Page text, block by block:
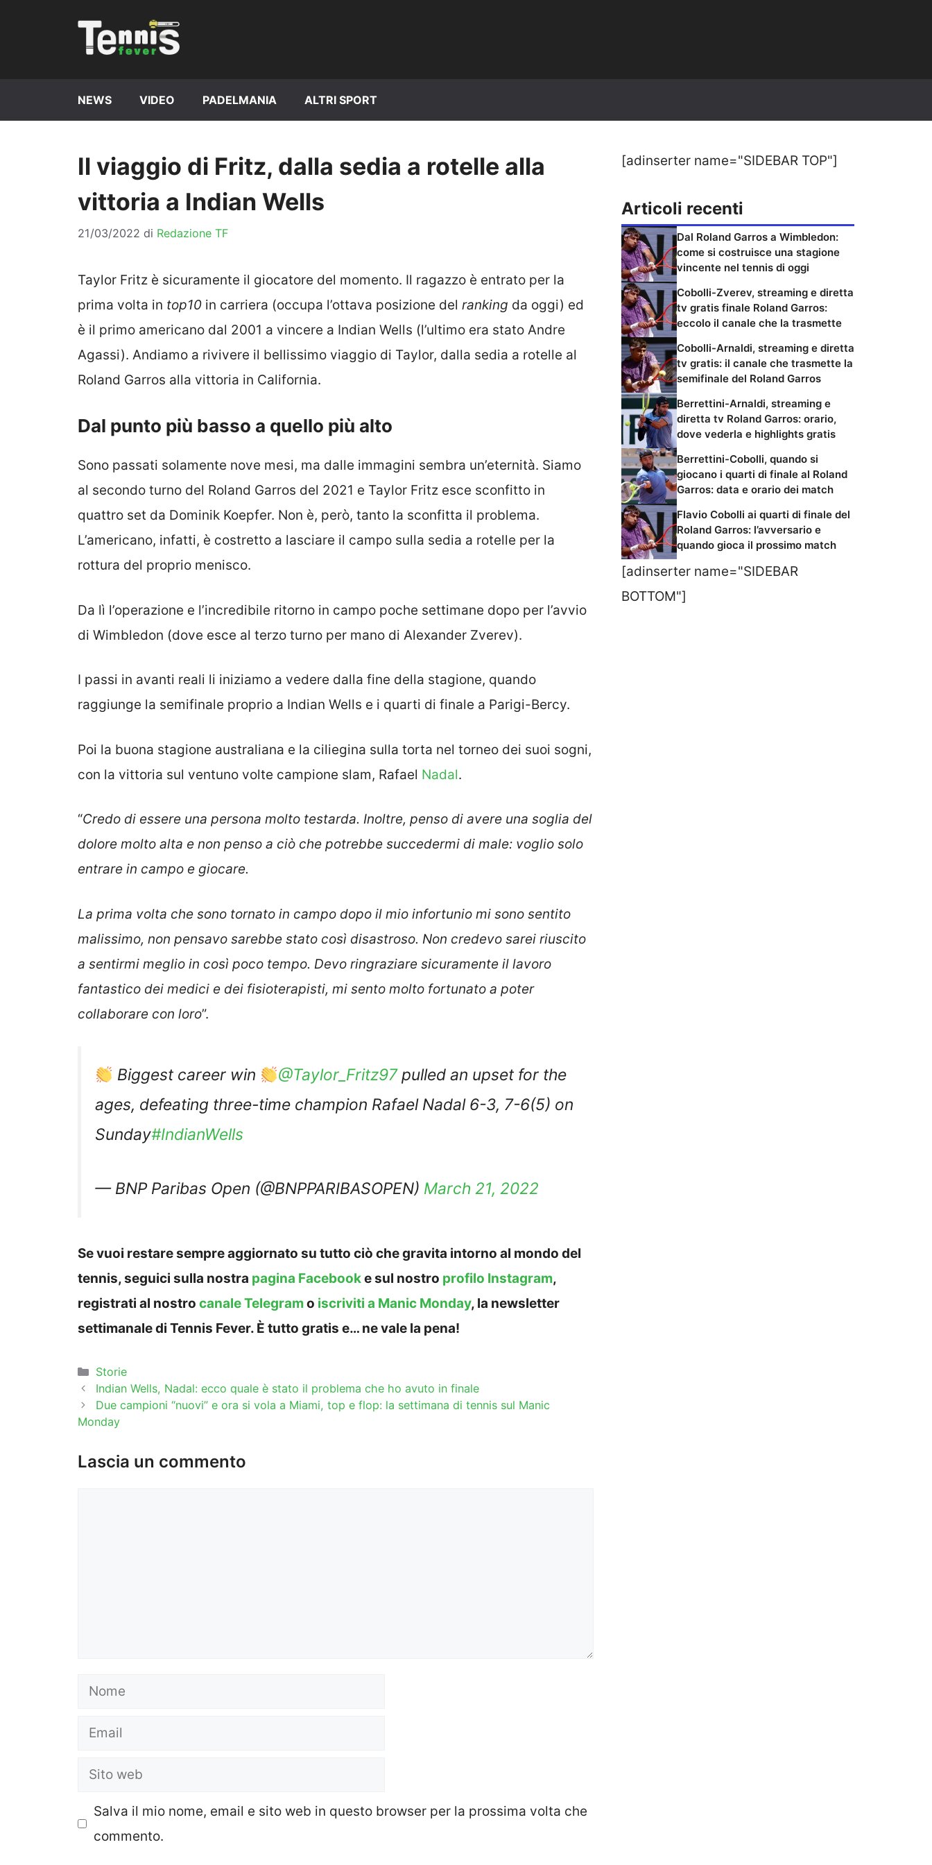
NEWS VIDEO PADELMANIA ALTRI SPORT
Il viaggio di Fritz, dalla sedia a rotelle alla
vittoria a Indian Wells
21/03/2022 di Redazione TF
Taylor Fritz è sicuramente il giocatore del momento. Il ragazzo è entrato per la
prima volta in top10 in carriera (occupa l’ottava posizione del ranking da oggi) ed
è il primo americano dal 2001 a vincere a Indian Wells (l’ultimo era stato Andre
Agassi). Andiamo a rivivere il bellissimo viaggio di Taylor, dalla sedia a rotelle al
Roland Garros alla vittoria in California.
Dal punto più basso a quello più alto
Sono passati solamente nove mesi, ma dalle immagini sembra un’eternità. Siamo
al secondo turno del Roland Garros del 2021 e Taylor Fritz esce sconfitto in
quattro set da Dominik Koepfer. Non è, però, tanto la sconfitta il problema.
L’americano, infatti, è costretto a lasciare il campo sulla sedia a rotelle per la
rottura del proprio menisco.
Da lì l’operazione e l’incredibile ritorno in campo poche settimane dopo per l’avvio
di Wimbledon (dove esce al terzo turno per mano di Alexander Zverev).
I passi in avanti reali li iniziamo a vedere dalla fine della stagione, quando
raggiunge la semifinale proprio a Indian Wells e i quarti di finale a Parigi-Bercy.
Poi la buona stagione australiana e la ciliegina sulla torta nel torneo dei suoi sogni,
con la vittoria sul ventuno volte campione slam, Rafael Nadal.
“Credo di essere una persona molto testarda. Inoltre, penso di avere una soglia del
dolore molto alta e non penso a ciò che potrebbe succedermi di male: voglio solo
entrare in campo e giocare.
La prima volta che sono tornato in campo dopo il mio infortunio mi sono sentito
malissimo, non pensavo sarebbe stato così disastroso. Non credevo sarei riuscito
a sentirmi meglio in così poco tempo. Devo ringraziare sicuramente il lavoro
fantastico dei medici e dei fisioterapisti, mi sento molto fortunato a poter
collaborare con loro”.
Biggest career win @Taylor_Fritz97pulled an upset for the
ages, defeating three-time champion Rafael Nadal 6-3, 7-6(5) on
Sunday#IndianWells
— BNP Paribas Open (@BNPPARIBASOPEN) March 21, 2022
Se vuoi restare sempre aggiornato su tutto ciò che gravita intorno al mondo del
tennis, seguici sulla nostra pagina Facebooke sul nostro profilo Instagram,
registrati al nostro canale Telegramo iscriviti a Manic Monday, la newsletter
settimanale di Tennis Fever. È tutto gratis e… ne vale la pena!
Categorie
Storie
Indian Wells, Nadal: ecco quale è stato il problema che ho avuto in finale
Due campioni “nuovi” e ora si vola a Miami, top e flop: la settimana di tennis sul Manic
Monday
Lascia un commento
Nome
Email
Sito
Salva il mio nome, email e sito web in questo browser per la prossima volta che
commento.
[adinserter name="SIDEBAR TOP"]
Articoli recenti
Dal Roland Garros a Wimbledon:
come si costruisce una stagione
vincente nel tennis di oggi
Cobolli-Zverev, streaming e diretta
tv gratis finale Roland Garros:
eccolo il canale che la trasmette
Cobolli-Arnaldi, streaming e diretta
tv gratis: il canale che trasmette la
semifinale del Roland Garros
Berrettini-Arnaldi, streaming e
diretta tv Roland Garros: orario,
dove vederla e highlights gratis
Berrettini-Cobolli, quando si
giocano i quarti di finale al Roland
Garros: data e orario dei match
Flavio Cobolli ai quarti di finale del
Roland Garros: l’avversario e
quando gioca il prossimo match
[adinserter name="SIDEBAR
BOTTOM"]